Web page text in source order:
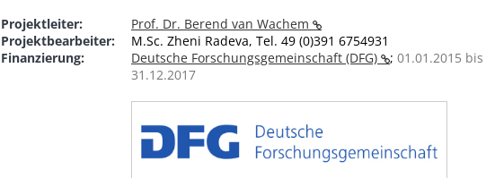
Projektleiter:
Prof. Dr. Berend van Wachem
Projektbearbeiter:
M.Sc. Zheni Radeva, Tel. 49 (0)391 6754931
Finanzierung:
Deutsche Forschungsgemeinschaft (DFG) ; 01.01.2015 bis
31.12.2017